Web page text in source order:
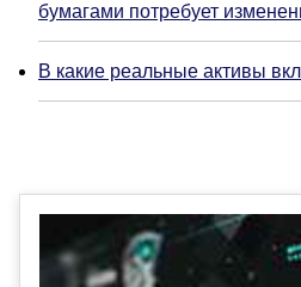
бумагами потребует
В какие реальные активы